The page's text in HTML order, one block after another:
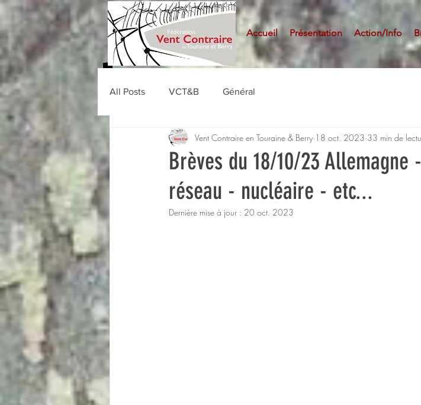
Accueil Présentation Action/Info
All Posts VCT&B Général
Brèves du 18/10/23
réseau - nucléaire - etc...
Vent Contraire en Touraine & Berry 18 oct. 2023 33 min de
Dernière mise à jour : 20 oct. 2023